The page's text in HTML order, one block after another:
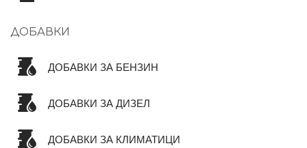
ДОБАВКИ
ДОБАВКИ ЗА БЕНЗИН
ДОБАВКИ ЗА ДИЗЕЛ
ДОБАВКИ ЗА КЛИМАТИЦИ